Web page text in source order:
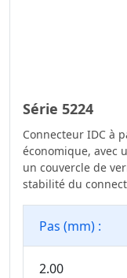
Série 5224
Connecteur IDC à
économique, avec
un couvercle de
stabilité du
Pas (mm) :
2.00